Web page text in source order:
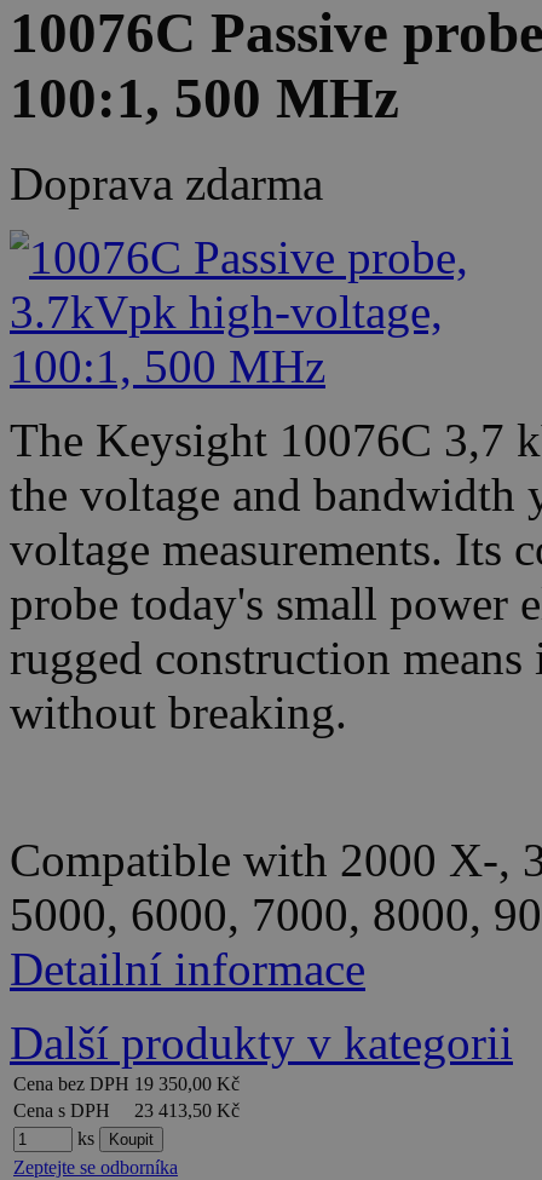
10076C Passive
100:1, 500 MHz
Doprava zdarma
The Keysight 10076C 3,7
the voltage and
voltage measurements. Its
probe today's small power
rugged construction
without breaking.
Compatible with 2000 X-,
5000, 6000, 7000, 8000,
Detailní informace
Další produkty v kategorii
Cena bez DPH 19 350,00 Kč
Cena s DPH
23 413,50 Kč
ks
Zeptejte se odborníka